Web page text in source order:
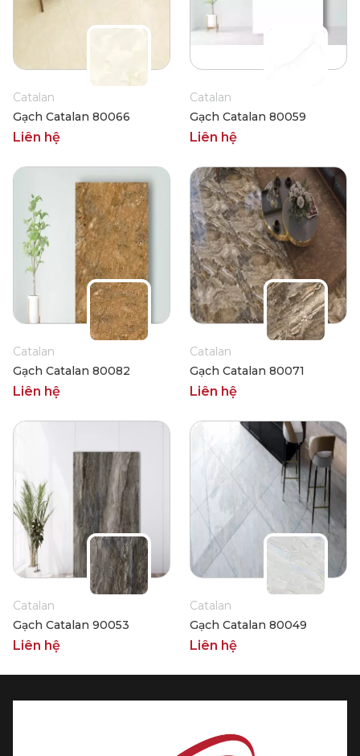
Catalan
Gạch Catalan 80066
Liên hệ
Catalan
Gạch Catalan 80059
Liên hệ
Catalan
Gạch Catalan 80082
Liên hệ
Catalan
Gạch Catalan 80071
Liên hệ
Catalan
Gạch Catalan 90053
Liên hệ
Catalan
Gạch Catalan 80049
Liên hệ